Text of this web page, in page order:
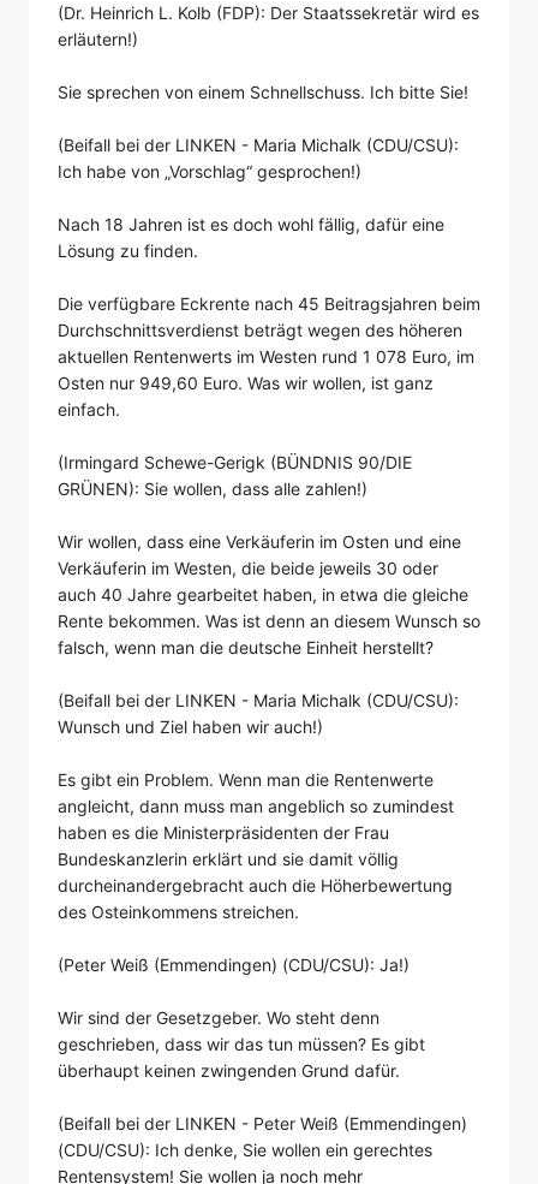
(Dr. Heinrich L. Kolb (FDP): Der Staatssekretär wird es
erläutern!)
Sie sprechen von einem Schnellschuss. Ich bitte Sie!
(Beifall bei der LINKEN - Maria Michalk (CDU/CSU):
Ich habe von „Vorschlag“ gesprochen!)
Nach 18 Jahren ist es doch wohl fällig, dafür eine
Lösung zu finden.
Die verfügbare Eckrente nach 45 Beitragsjahren beim
Durchschnittsverdienst beträgt wegen des höheren
aktuellen Rentenwerts im Westen rund 1 078 Euro, im
Osten nur 949,60 Euro. Was wir wollen, ist ganz
einfach.
(Irmingard Schewe-Gerigk (BÜNDNIS 90/DIE
GRÜNEN): Sie wollen, dass alle zahlen!)
Wir wollen, dass eine Verkäuferin im Osten und eine
Verkäuferin im Westen, die beide jeweils 30 oder
auch 40 Jahre gearbeitet haben, in etwa die gleiche
Rente bekommen. Was ist denn an diesem Wunsch so
falsch, wenn man die deutsche Einheit herstellt?
(Beifall bei der LINKEN - Maria Michalk (CDU/CSU):
Wunsch und Ziel haben wir auch!)
Es gibt ein Problem. Wenn man die Rentenwerte
angleicht, dann muss man angeblich so zumindest
haben es die Ministerpräsidenten der Frau
Bundeskanzlerin erklärt und sie damit völlig
durcheinandergebracht auch die Höherbewertung
des Osteinkommens streichen.
(Peter Weiß (Emmendingen) (CDU/CSU): Ja!)
Wir sind der Gesetzgeber. Wo steht denn
geschrieben, dass wir das tun müssen? Es gibt
überhaupt keinen zwingenden Grund dafür.
(Beifall bei der LINKEN - Peter Weiß (Emmendingen)
(CDU/CSU): Ich denke, Sie wollen ein gerechtes
Rentensystem! Sie wollen ja noch mehr